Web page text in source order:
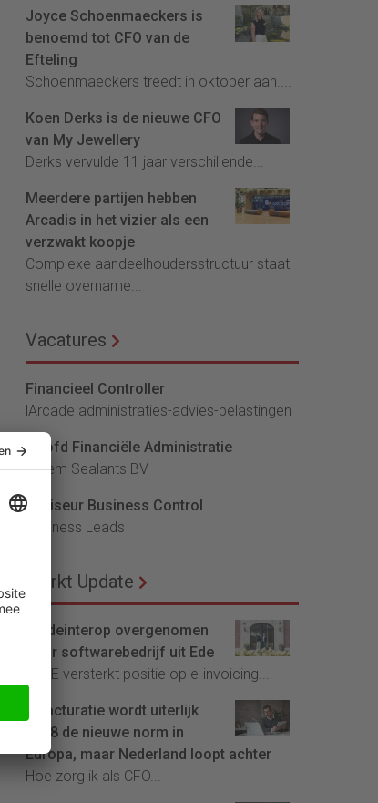
Joyce Schoenmaeckers is
benoemd tot CFO van de
Efteling
Schoenmaeckers treedt in oktober aan....
Koen Derks is de nieuwe CFO
van My Jewellery
Derks vervulde 11 jaar verschillende...
Meerdere partijen hebben
Arcadis in het vizier als een
verzwakt koopje
Complexe aandeelhoudersstructuur staat
snelle overname...
Vacatures
Financieel Controller
lArcade administraties-advies-belastingen
Hoofd Financiële Administratie
Bloem Sealants BV
Adviseur Business Control
Business Leads
Markt Update
Tradeinterop overgenomen
door softwarebedrijf uit Ede
4CEE versterkt positie op e-invoicing...
E-facturatie wordt uiterlijk
2028 de nieuwe norm in
Europa, maar Nederland loopt achter
Hoe zorg ik als CFO...